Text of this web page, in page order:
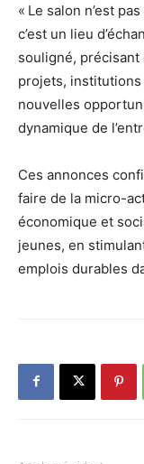
« Le salon n’est
c’est un lieu
souligné,
projets,
nouvelles
dynamique de
Ces annonces
faire de la micro-
économique et
jeunes, en
emplois durables